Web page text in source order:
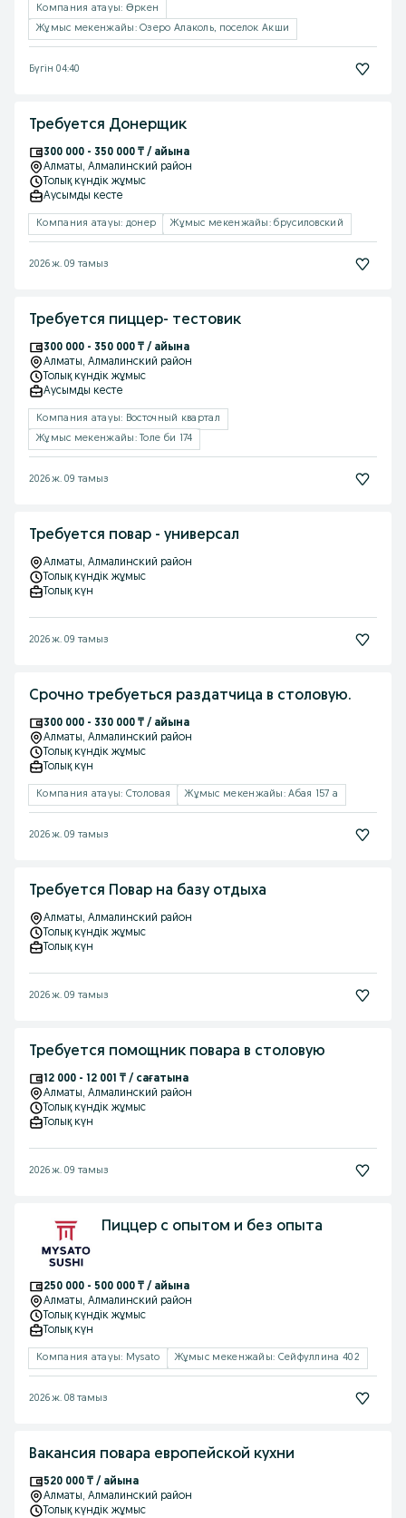
Компания атауы: Өркен
Жұмыс мекенжайы: Озеро Алаколь, поселок Акши
Бүгін 04:40
Требуется Донерщик
300 000 - 350 000 ₸ / айына
Алматы, Алмалинский район
Толық күндік жұмыс
Аусымды кесте
Компания атауы: донер Жұмыс мекенжайы: брусиловский
2026 ж. 09 тамыз
Требуется пиццер- тестовик
300 000 - 350 000 ₸ / айына
Алматы, Алмалинский район
Толық күндік жұмыс
Аусымды кесте
Компания атауы: Восточный квартал
Жұмыс мекенжайы: Толе би 174
2026 ж. 09 тамыз
Требуется повар - универсал
Алматы, Алмалинский район
Толық күндік жұмыс
Толық күн
2026 ж. 09 тамыз
Срочно требуеться раздатчица в столовую.
300 000 - 330 000 ₸ / айына
Алматы, Алмалинский район
Толық күндік жұмыс
Толық күн
Компания атауы: Столовая Жұмыс мекенжайы: Абая 157 а
2026 ж. 09 тамыз
Требуется Повар на базу отдыха
Алматы, Алмалинский район
Толық күндік жұмыс
Толық күн
2026 ж. 09 тамыз
Требуется помощник повара в столовую
12 000 - 12 001 ₸ / сағатына
Алматы, Алмалинский район
Толық күндік жұмыс
Толық күн
2026 ж. 09 тамыз
Пиццер с опытом и без опыта
250 000 - 500 000 ₸ / айына
Алматы, Алмалинский район
Толық күндік жұмыс
Толық күн
Компания атауы: Mysato Жұмыс мекенжайы: Сейфуллина 402
2026 ж. 08 тамыз
Вакансия повара европейской кухни
520 000 ₸ / айына
Алматы, Алмалинский район
Толық күндік жұмыс